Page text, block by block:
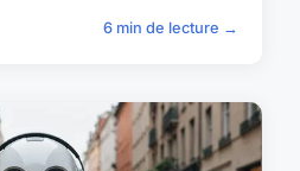
6 min de lecture →